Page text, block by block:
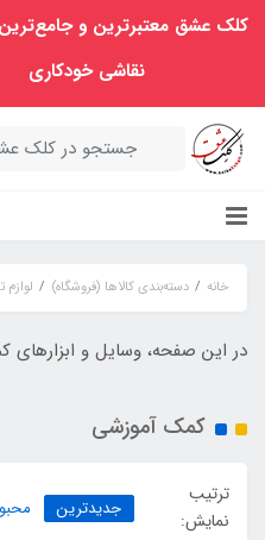
کلک عشق معتبرترین و
نقاشی خودکاری
خانه دسته‌بندی کالاها (فروشگاه)
در این صفحه، وسایل و
کمک آموزشی
ترتیب
نمایش:
جدیدترین